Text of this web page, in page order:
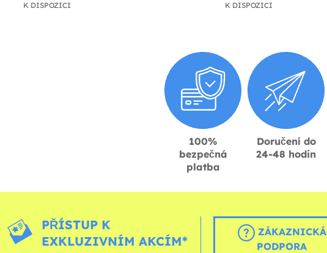
K DISPOZICI K DISPOZICI
100%
bezpečná
platba
Doručení do
24-48 hodin
PŘÍSTUP K
EXKLUZIVNÍM AKCÍM*
ZÁKAZNICKÁ
PODPORA